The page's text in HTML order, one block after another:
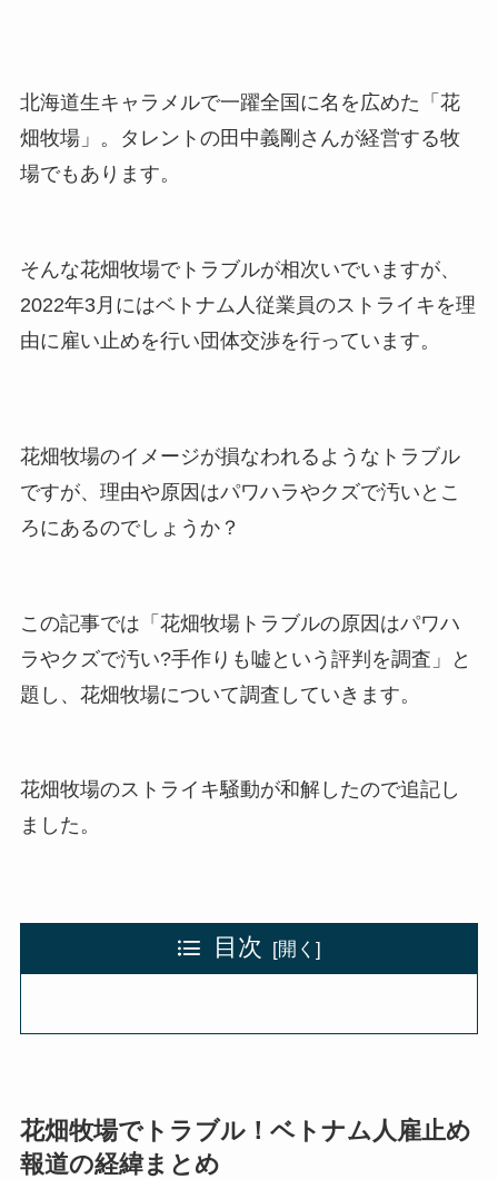
北海道生キャラメルで一躍全国に名を広めた「花
畑牧場」。タレントの田中義剛さんが経営する牧
場でもあります。
そんな花畑牧場でトラブルが相次いでいますが、
2022年3月にはベトナム人従業員のストライキを理
由に雇い止めを行い団体交渉を行っています。
花畑牧場のイメージが損なわれるようなトラブル
ですが、理由や原因はパワハラやクズで汚いとこ
ろにあるのでしょうか？
この記事では「花畑牧場トラブルの原因はパワハ
ラやクズで汚い?手作りも嘘という評判を調査」と
題し、花畑牧場について調査していきます。
花畑牧場のストライキ騒動が和解したので追記し
ました。
目次
花畑牧場でトラブル！ベトナム人雇止め
報道の経緯まとめ